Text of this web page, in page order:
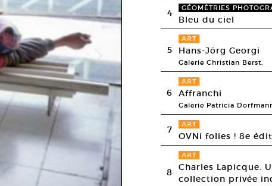
4 GÉOMÉTRIES
Bleu du ciel
5
ART
Hans-Jörg Georgi
Galerie Christian Berst,
6
ART
Affranchi
Galerie Patricia
7 ART
OVNi folies ! 8e
8
ART
Charles Lapicque.
collection privée